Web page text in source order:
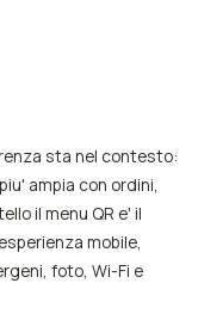
sta nel contesto:
ampia con ordini,
il menu QR e' il
mobile,
foto, Wi-Fi e